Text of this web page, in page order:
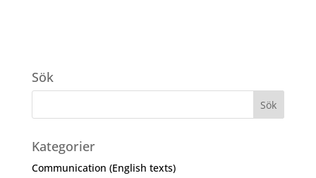
Sök
Kategorier
Communication (English texts)